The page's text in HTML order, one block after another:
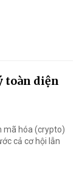
toàn diện
mã hóa (crypto)
cả cơ hội lẫn